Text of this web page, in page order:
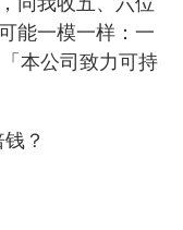
能一模一样：一
本公司致力可持
？